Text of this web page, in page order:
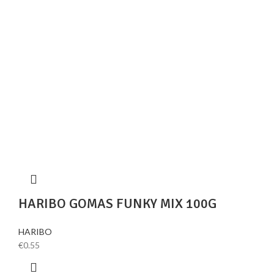
HARIBO GOMAS FUNKY MIX 100G
HARIBO
€0.55